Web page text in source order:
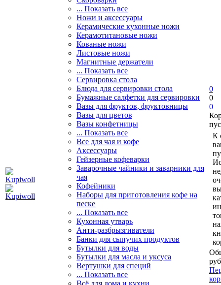
... Показать все
Ножи и аксессуары
Керамические кухонные ножи
Керамотитановые ножи
Кованые ножи
Листовые ножи
Магнитные держатели
... Показать все
Сервировка стола
Блюда для сервировки стола
Бумажные салфетки для сервировки
Вазы для фруктов, фруктовницы
Вазы для цветов
Вазы конфетницы
... Показать все
Все для чая и кофе
Аксессуары
Гейзерные кофеварки
Заварочные чайники и заварники для
чая
Кофейники
Наборы для приготовления кофе на
песке
... Показать все
Кухонная утварь
Анти-разбрызгиватели
Банки для сыпучих продуктов
Бутылки для воды
Бутылки для масла и уксуса
Вертушки для специй
... Показать все
Всё для дома и кухни
0
0
0
К